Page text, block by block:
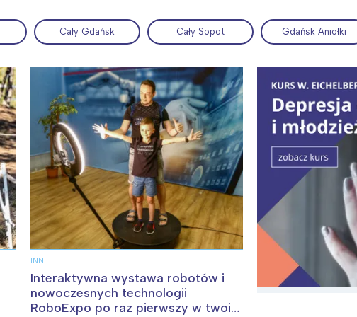
Kwitnąca wiśnia i jej płatki Pszczoła i kwitnący ul
Cały Gdańsk Cały Sopot Gdańsk Aniołki
INNE
Interaktywna wystawa robotów i
nowoczesnych technologii
RoboExpo po raz pierwszy w twoim